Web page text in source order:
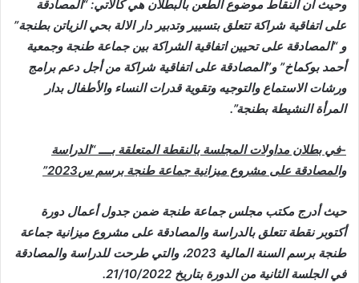
وحيث ان النقاط موضوع الطعن بالبطلان هي كالاتي: “المصادقة
على اتفاقية شراكة تتعلق بتسيير وتدبير دار الالة بحي الزياتن بطنجة”
و “المصادقة على تحيين اتفاقية الشراكة بين جماعة طنجة وجمعية
أحمد بوكماخ” و”المصادقة على اتفاقية شراكة من أجل دعم برامج
ورشات الاستماع والتوجيه وتقوية قدرات النساء والأطفال بدار
المرأة النشيطة بطنجة”.
-في بطلان مداولات المجلسة بالنقطة المتعلقة بــــ “الدراسة
والمصادقة على مشروع ميزانية جماعة طنجة برسم س2023”
حيث أدرج مكتب مجلس جماعة طنجة ضمن جدول أعمال دورة
أكتوبر نقطة تتعلق بالدراسة والمصادقة على مشروع ميزانية جماعة
طنجة برسم السنة المالية 2023، والتي طرحت للدراسة والمصادقة
في الجلسة الثانية من الدورة بتاريخ 21/10/2022.